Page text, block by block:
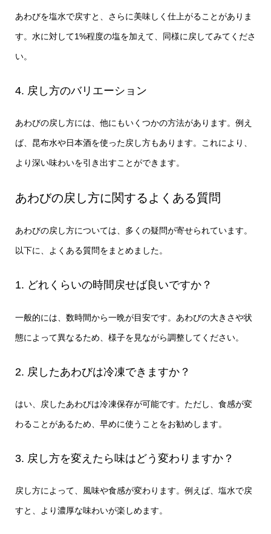
あわびを塩水で戻すと、さらに美味しく仕上がることがありま
す。水に対して1%程度の塩を加えて、同様に戻してみてくださ
い。
4. 戻し方のバリエーション
あわびの戻し方には、他にもいくつかの方法があります。例え
ば、昆布水や日本酒を使った戻し方もあります。これにより、
より深い味わいを引き出すことができます。
あわびの戻し方に関するよくある質問
あわびの戻し方については、多くの疑問が寄せられています。
以下に、よくある質問をまとめました。
1. どれくらいの時間戻せば良いですか？
一般的には、数時間から一晩が目安です。あわびの大きさや状
態によって異なるため、様子を見ながら調整してください。
2. 戻したあわびは冷凍できますか？
はい、戻したあわびは冷凍保存が可能です。ただし、食感が変
わることがあるため、早めに使うことをお勧めします。
3. 戻し方を変えたら味はどう変わりますか？
戻し方によって、風味や食感が変わります。例えば、塩水で戻
すと、より濃厚な味わいが楽しめます。